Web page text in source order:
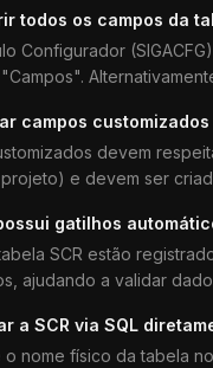
todos os campos da
Configurador
campos customizados
devem
e devem ser
gatilhos
SCR estão
ajudando a validar
a SCR via SQL
nome físico da tabela